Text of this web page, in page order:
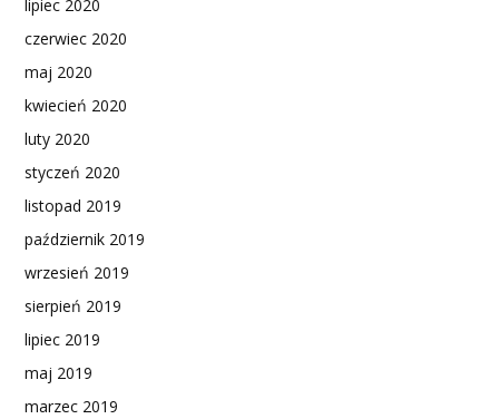
lipiec 2020
czerwiec 2020
maj 2020
kwiecień 2020
luty 2020
styczeń 2020
listopad 2019
październik 2019
wrzesień 2019
sierpień 2019
lipiec 2019
maj 2019
marzec 2019